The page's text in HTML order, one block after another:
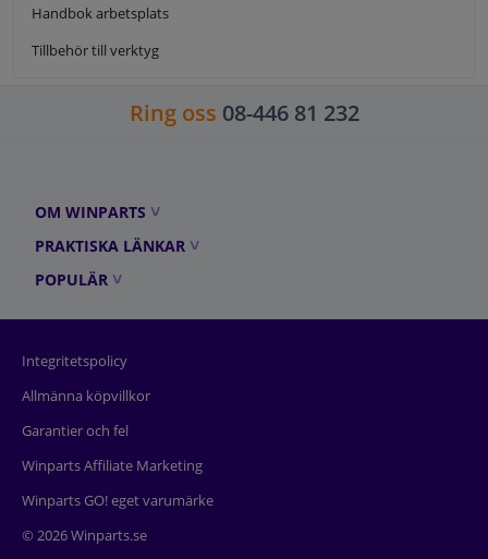
Handbok arbetsplats
Tillbehör till verktyg
Ring oss 08-446 81 232
OM WINPARTS
PRAKTISKA LÄNKAR
POPULÄR
Integritetspolicy
Allmänna köpvillkor
Garantier och fel
Winparts Affiliate Marketing
Winparts GO! eget varumärke
© 2026 Winparts.se